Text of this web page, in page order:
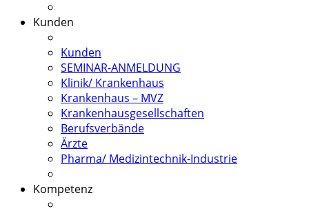
Kunden
Kunden
SEMINAR-ANMELDUNG
Klinik/ Krankenhaus
Krankenhaus – MVZ
Krankenhausgesellschaften
Berufsverbände
Ärzte
Pharma/ Medizintechnik-Industrie
Kompetenz